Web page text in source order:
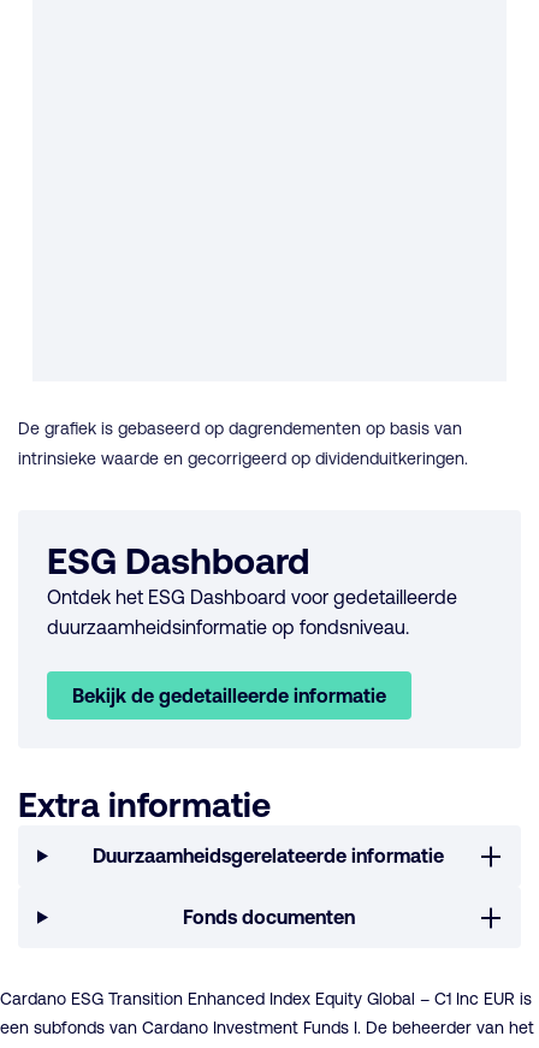
De grafiek is gebaseerd op dagrendementen op basis van
intrinsieke waarde en gecorrigeerd op dividenduitkeringen.
ESG Dashboard
Ontdek het ESG Dashboard voor gedetailleerde
duurzaamheidsinformatie op fondsniveau.
Bekijk de gedetailleerde informatie
Extra informatie
Duurzaamheidsgerelateerde informatie
Fonds documenten
Cardano ESG Transition Enhanced Index Equity Global – C1 Inc EUR is
een subfonds van Cardano Investment Funds I. De beheerder van het